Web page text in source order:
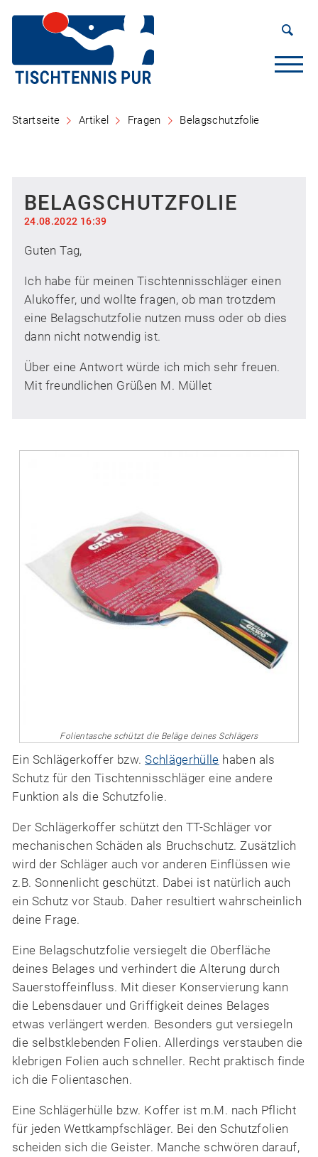
Startseite Artikel Fragen Belagschutzfolie
BELAGSCHUTZFOLIE
24.08.2022 16:39
Guten Tag,
Ich habe für meinen Tischtennisschläger einen
Alukoffer, und wollte fragen, ob man trotzdem
eine Belagschutzfolie nutzen muss oder ob dies
dann nicht notwendig ist.
Über eine Antwort würde ich mich sehr freuen.
Mit freundlichen Grüßen M. Müllet
Folientasche schützt die Beläge deines Schlägers
Ein Schlägerkoffer bzw.Schlägerhülle haben als
Schutz für den Tischtennisschläger eine andere
Funktion als die Schutzfolie.
Der Schlägerkoffer schützt den TT-Schläger vor
mechanischen Schäden als Bruchschutz. Zusätzlich
wird der Schläger auch vor anderen Einflüssen wie
z.B. Sonnenlicht geschützt. Dabei ist natürlich auch
ein Schutz vor Staub. Daher resultiert wahrscheinlich
deine Frage.
Eine Belagschutzfolie versiegelt die Oberfläche
deines Belages und verhindert die Alterung durch
Sauerstoffeinfluss. Mit dieser Konservierung kann
die Lebensdauer und Griffigkeit deines Belages
etwas verlängert werden. Besonders gut versiegeln
die selbstklebenden Folien. Allerdings verstauben die
klebrigen Folien auch schneller. Recht praktisch finde
ich die Folientaschen.
Eine Schlägerhülle bzw. Koffer ist m.M. nach Pflicht
für jeden Wettkampfschläger. Bei den Schutzfolien
scheiden sich die Geister. Manche schwören darauf,